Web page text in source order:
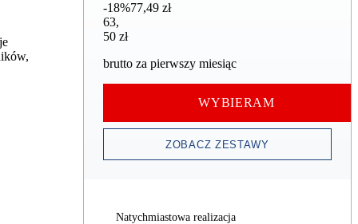
-18%77,49 zł
63,50 zł
63,
50 zł
brutto za pierwszy miesiąc
WYBIERAM
ZOBACZ ZESTAWY
Natychmiastowa realizacja